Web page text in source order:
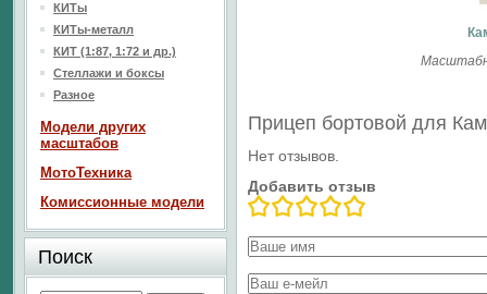
Прицеп бортовой для
Нет отзывов.
Добавить отзыв
КИТы
КИТы-металл
КИТ (1:87, 1:72 и др.)
Стеллажи и боксы
Разное
Модели других
масштабов
МотоТехника
Комиссионные модели
Поиск